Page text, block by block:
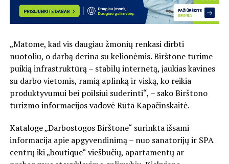
„Matome, kad vis daugiau žmonių renkasi dirbti
nuotoliu, o darbą derina su kelionėmis. Birštone turime
puikią infrastruktūrą – stabilų internetą, jaukias kavines
su darbo vietomis, ramią aplinką ir viską, ko reikia
produktyvumui bei poilsiui suderinti“, – sako Birštono
turizmo informacijos vadovė Rūta Kapačinskaitė.
Kataloge „Darbostogos Birštone“ surinkta išsami
informacija apie apgyvendinimą – nuo sanatorijų ir SPA
centrų iki „boutique“ viešbučių, apartamentų ar